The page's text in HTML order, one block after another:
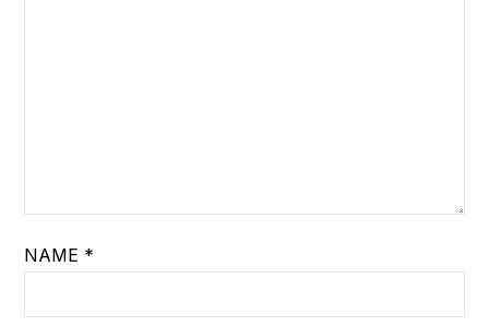
NAME *